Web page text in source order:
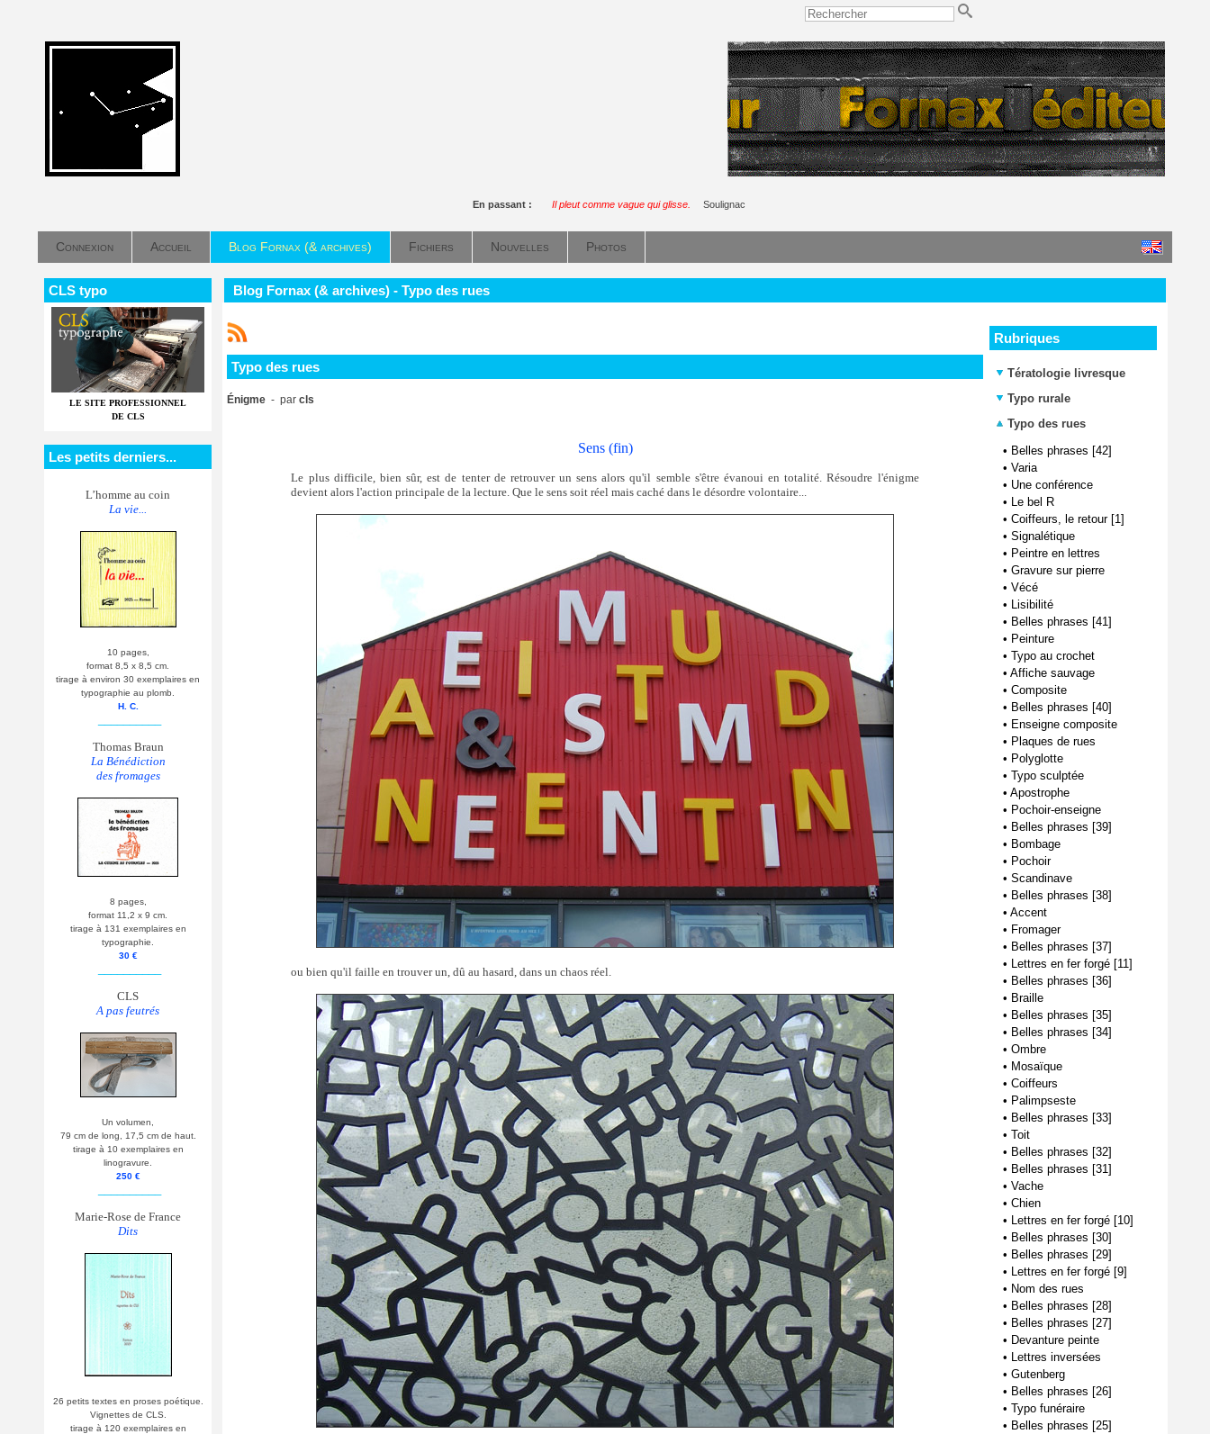
En passant : Il pleut comme vague qui glisse. Soulignac
Connexion Accueil Blog Fornax (& archives) Fichiers Nouvelles Photos
CLS typo
LE SITE PROFESSIONNEL
DE CLS
Les petits derniers...
L’homme au coin
La vie...
10 pages,
format 8,5 x 8,5 cm.
tirage à environ 30 exemplaires en
typographie au plomb.
H. C.
Thomas Braun
La Bénédiction
des fromages
8 pages,
format 11,2 x 9 cm.
tirage à 131 exemplaires en
typographie.
30 €
CLS
A pas feutrés
Un volumen,
79 cm de long, 17,5 cm de haut.
tirage à 10 exemplaires en
linogravure.
250 €
Marie-Rose de France
Dits
26 petits textes en proses poétique.
Vignettes de CLS.
tirage à 120 exemplaires en
Blog Fornax (& archives) - Typo des rues
Typo des rues
Énigme - par cls
Sens (fin)
Le plus difficile, bien sûr, est de tenter de retrouver un sens alors qu'il semble s'être évanoui en totalité. Résoudre l'énigme
devient alors l'action principale de la lecture. Que le sens soit réel mais caché dans le désordre volontaire...
ou bien qu'il faille en trouver un, dû au hasard, dans un chaos réel.
Rubriques
Tératologie livresque
Typo rurale
Typo des rues
• Belles phrases [42]
• Varia
• Une conférence
• Le bel R
• Coiffeurs, le retour [1]
• Signalétique
• Peintre en lettres
• Gravure sur pierre
• Vécé
• Lisibilité
• Belles phrases [41]
• Peinture
• Typo au crochet
• Affiche sauvage
• Composite
• Belles phrases [40]
• Enseigne composite
• Plaques de rues
• Polyglotte
• Typo sculptée
• Apostrophe
• Pochoir-enseigne
• Belles phrases [39]
• Bombage
• Pochoir
• Scandinave
• Belles phrases [38]
• Accent
• Fromager
• Belles phrases [37]
• Lettres en fer forgé [11]
• Belles phrases [36]
• Braille
• Belles phrases [35]
• Belles phrases [34]
• Ombre
• Mosaïque
• Coiffeurs
• Palimpseste
• Belles phrases [33]
• Toit
• Belles phrases [32]
• Belles phrases [31]
• Vache
• Chien
• Lettres en fer forgé [10]
• Belles phrases [30]
• Belles phrases [29]
• Lettres en fer forgé [9]
• Nom des rues
• Belles phrases [28]
• Belles phrases [27]
• Devanture peinte
• Lettres inversées
• Gutenberg
• Belles phrases [26]
• Typo funéraire
• Belles phrases [25]